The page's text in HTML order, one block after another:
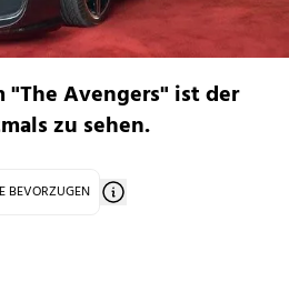
"The Avengers" ist der
zu sehen.
BEVORZUGEN